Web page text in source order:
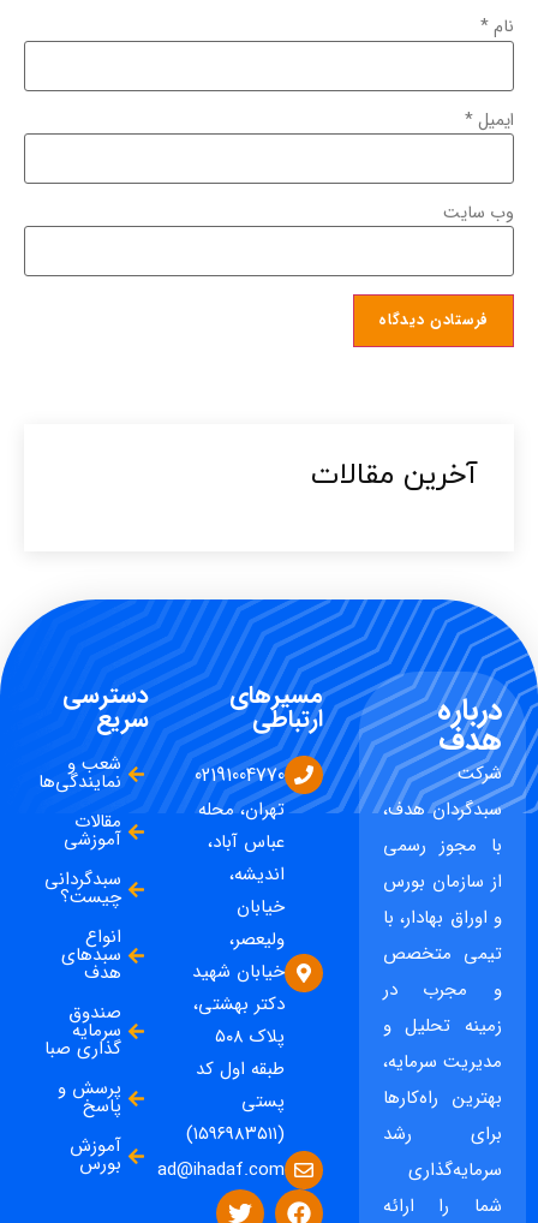
نام*
ایمیل*
وب‌ سایت
آخرین مقالات​
درباره
هدف
شرکت
سبدگردان هدف،
با مجوز رسمی
از سازمان بورس
و اوراق بهادار، با
تیمی متخصص
و مجرب در
زمینه تحلیل و
مدیریت سرمایه،
بهترین راه‌کارها
برای رشد
سرمایه‌گذاری
شما را ارائه
مسیرهای
ارتباطی
02191004770
تهران، محله
عباس آباد،
اندیشه،
خیابان
ولیعصر،
خیابان شهید
دکتر بهشتی،
پلاک ۵۰۸
طبقه اول کد
پستی
(۱۵۹۶۹۸۳۵۱۱)
ad@ihadaf.com
دسترسی
سریع
شعب و
نمایندگی‌ها
مقالات
آموزشی
سبدگردانی
چیست؟
انواع
سبدهای
هدف
صندوق
سرمایه
گذاری صبا
پرسش و
پاسخ
آموزش
بورس